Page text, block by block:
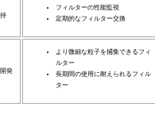
フィルターの性能監視
定期的なフィルター交換
発
より微細な粒子を捕集できるフィ
ルター
長期間の使用に耐えられるフィル
ター